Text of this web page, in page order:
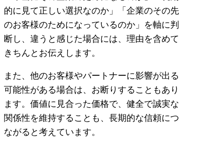
的に見て正しい選択なのか」「企業のその先
のお客様のためになっているのか」を軸に判
断し、違うと感じた場合には、理由を含めて
きちんとお伝えします。
また、他のお客様やパートナーに影響が出る
可能性がある場合は、お断りすることもあり
ます。価値に見合った価格で、健全で誠実な
関係性を維持することも、長期的な信頼につ
ながると考えています。